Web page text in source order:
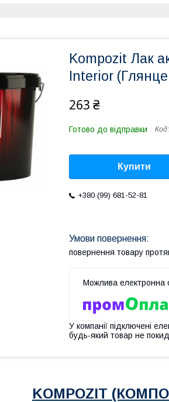
Kompozit Лак
Interior
263 ₴
Готово до відправки Код:
Купити
+380 (99) 681-52-81
повернення товару
У компанії підключені
будь-який товар не
KOMPOZIT